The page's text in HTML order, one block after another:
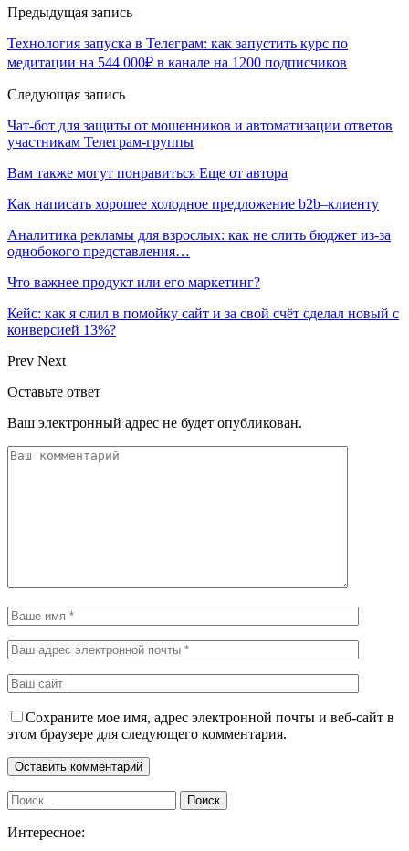
Предыдущая запись
Технология запуска в Телеграм: как запустить курс по
медитации на 544 000₽ в канале на 1200 подписчиков
Следующая запись
Чат-бот для защиты от мошенников и автоматизации ответов
участникам Телеграм-группы
Вам также могут понравиться Еще от автора
Как написать хорошее холодное предложение b2b–клиенту
Аналитика рекламы для взрослых: как не слить бюджет из-за
однобокого представления…
Что важнее продукт или его маркетинг?
Кейс: как я слил в помойку сайт и за свой счёт сделал новый с
конверсией 13%?
Prev Next
Оставьте ответ
Ваш электронный адрес не будет опубликован.
Сохраните мое имя, адрес электронной почты и веб-сайт в
этом браузере для следующего комментария.
Интересное: